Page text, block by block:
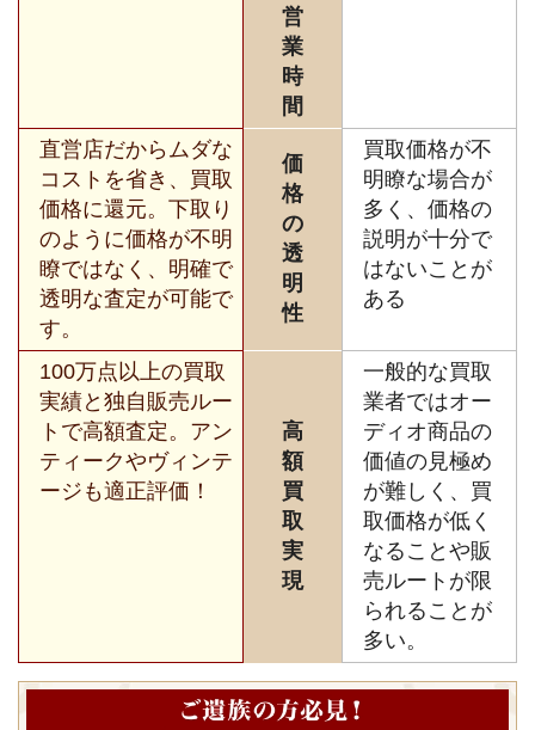
営
業
時
間
直営店だからムダな
コストを省き、買取
価格に還元。下取り
のように価格が不明
瞭ではなく、明確で
透明な査定が可能で
す。
価
格
の
透
明
性
買取価格が不
明瞭な場合が
多く、価格の
説明が十分で
はないことが
ある
100万点以上の買取
実績と独自販売ルー
トで高額査定。アン
ティークやヴィンテ
ージも適正評価！
高
額
買
取
実
現
一般的な買取
業者ではオー
ディオ商品の
価値の見極め
が難しく、買
取価格が低く
なることや販
売ルートが限
られることが
多い。